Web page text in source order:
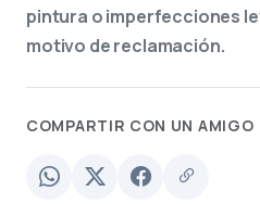
pintura o imperfecciones
motivo de reclamación.
COMPARTIR CON UN AMIGO